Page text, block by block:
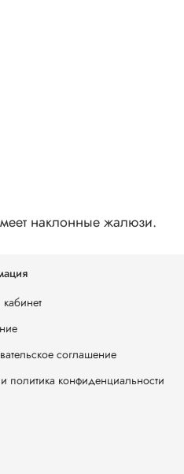
наклонные жалюзи.
соглашение
политика конфиденциальности